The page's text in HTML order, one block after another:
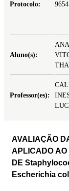
Protocolo: 9654
Aluno(s):
Professor(es):
AVALIAÇÃO
APLICADO AO
DE
Escherichia